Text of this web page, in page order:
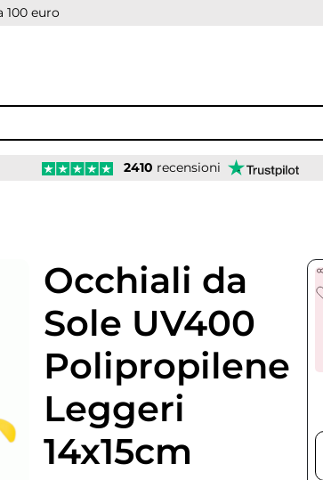
100 euro
2410 recensioni
Occhiali da
Sole UV400
Polipropilene
Leggeri
14x15cm